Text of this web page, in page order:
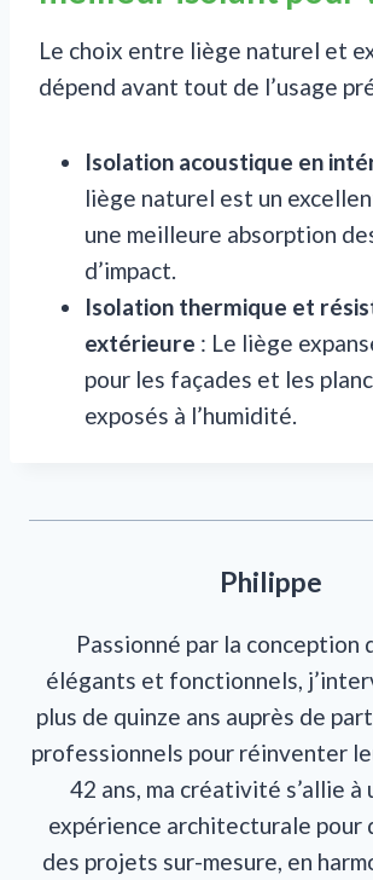
Le choix entre liège naturel et
dépend avant tout de l’usage
Isolation acoustique en
liège naturel est un
une meilleure absorption
d’impact.
Isolation thermique et
extérieure : Le liège
pour les façades et les
exposés à l’humidité.
Philippe
Passionné par la conception
élégants et fonctionnels,
plus de quinze ans auprès de
professionnels pour réinventer
42 ans, ma créativité s’allie à
expérience architecturale pour
des projets sur-mesure, en